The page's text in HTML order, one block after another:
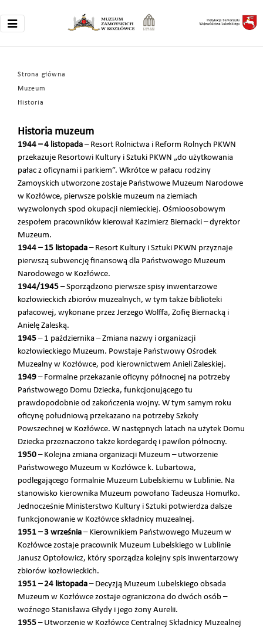
Strona główna
Muzeum
Historia
Historia muzeum
1944 – 4 listopada – Resort Rolnictwa i Reform Rolnych PKWN
przekazuje Resortowi Kultury i Sztuki PKWN „do użytkowania
pałac z oficynami i parkiem”. Wkrótce w pałacu rodziny
Zamoyskich utworzone zostaje Państwowe Muzeum Narodowe
w Kozłówce, pierwsze polskie muzeum na ziemiach
wyzwolonych spod okupacji niemieckiej. Ośmioosobowym
zespołem pracowników kierował Kazimierz Biernacki – dyrektor
Muzeum.
1944 – 15 listopada – Resort Kultury i Sztuki PKWN przyznaje
pierwszą subwencję finansową dla Państwowego Muzeum
Narodowego w Kozłówce.
1944/1945 – Sporządzono pierwsze spisy inwentarzowe
kozłowieckich zbiorów muzealnych, w tym także biblioteki
pałacowej, wykonane przez Jerzego Wolffa, Zofię Biernacką i
Anielę Zaleską.
1945 – 1 października – Zmiana nazwy i organizacji
kozłowieckiego Muzeum. Powstaje Państwowy Ośrodek
Muzealny w Kozłówce, pod kierownictwem Anieli Zaleskiej.
1949 – Formalne przekazanie oficyny północnej na potrzeby
Państwowego Domu Dziecka, funkcjonującego tu
prawdopodobnie od zakończenia wojny. W tym samym roku
oficynę południową przekazano na potrzeby Szkoły
Powszechnej w Kozłówce. W następnych latach na użytek Domu
Dziecka przeznaczono także kordegardę i pawilon północny.
1950 – Kolejna zmiana organizacji Muzeum – utworzenie
Państwowego Muzeum w Kozłówce k. Lubartowa,
podlegającego formalnie Muzeum Lubelskiemu w Lublinie. Na
stanowisko kierownika Muzeum powołano Tadeusza Homułko.
Jednocześnie Ministerstwo Kultury i Sztuki potwierdza dalsze
funkcjonowanie w Kozłówce składnicy muzealnej.
1951 – 3 września – Kierownikiem Państwowego Muzeum w
Kozłówce zostaje pracownik Muzeum Lubelskiego w Lublinie
Janusz Optołowicz, który sporządza kolejny spis inwentarzowy
zbiorów kozłowieckich.
1951 – 24 listopada – Decyzją Muzeum Lubelskiego obsada
Muzeum w Kozłówce zostaje ograniczona do dwóch osób –
woźnego Stanisława Głydy i jego żony Aurelii.
1955 – Utworzenie w Kozłówce Centralnej Składnicy Muzealnej